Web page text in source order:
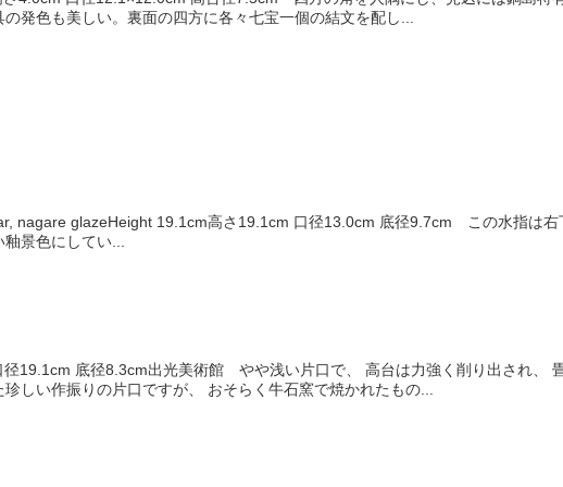
発色も美しい。裏面の四方に各々七宝一個の結文を配し...
nagare glazeHeight 19.1cm高さ19.1cm 口径13.0cm 底径9.7cm この水指は右
景色にしてい...
19.1cm 底径8.3cm出光美術館 やや浅い片口で、 高台は力強く削り出され、
しい作振りの片口ですが、 おそらく牛石窯で焼かれたもの...